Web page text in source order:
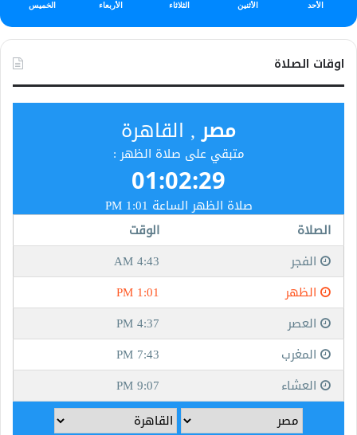
الأحد الأثنين الثلاثاء الأربعاء الخميس
اوقات الصلاة